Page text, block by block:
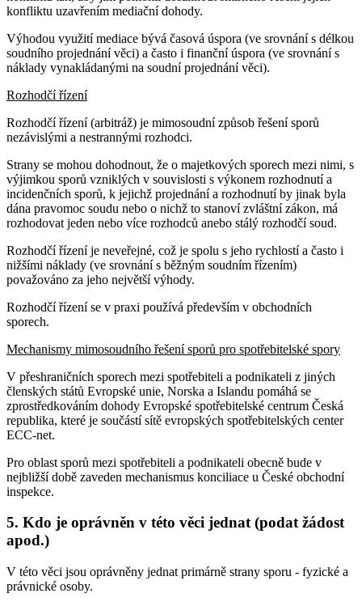
konfliktu uzavřením mediační dohody.
Výhodou využití mediace bývá časová úspora (ve srovnání s délkou
soudního projednání věci) a často i finanční úspora (ve srovnání s
náklady vynakládanými na soudní projednání věci).
Rozhodčí řízení
Rozhodčí řízení (arbitráž) je mimosoudní způsob řešení sporů
nezávislými a nestrannými rozhodci.
Strany se mohou dohodnout, že o majetkových sporech mezi nimi, s
výjimkou sporů vzniklých v souvislosti s výkonem rozhodnutí a
incidenčních sporů, k jejichž projednání a rozhodnutí by jinak byla
dána pravomoc soudu nebo o nichž to stanoví zvláštní zákon, má
rozhodovat jeden nebo více rozhodců anebo stálý rozhodčí soud.
Rozhodčí řízení je neveřejné, což je spolu s jeho rychlostí a často i
nižšími náklady (ve srovnání s běžným soudním řízením)
považováno za jeho největší výhody.
Rozhodčí řízení se v praxi používá především v obchodních
sporech.
Mechanismy mimosoudního řešení sporů pro spotřebitelské spory
V přeshraničních sporech mezi spotřebiteli a podnikateli z jiných
členských států Evropské unie, Norska a Islandu pomáhá se
zprostředkováním dohody Evropské spotřebitelské centrum Česká
republika, které je součástí sítě evropských spotřebitelských center
ECC-net.
Pro oblast sporů mezi spotřebiteli a podnikateli obecně bude v
nejbližší době zaveden mechanismus konciliace u České obchodní
inspekce.
5. Kdo je oprávněn v této věci jednat (podat žádost
apod.)
V této věci jsou oprávněny jednat primárně strany sporu - fyzické a
právnické osoby.